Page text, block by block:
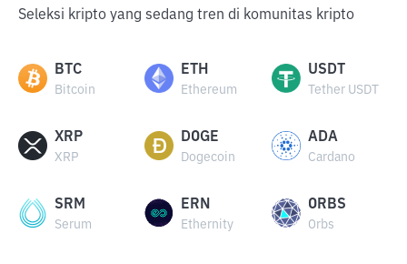
Seleksi kripto yang sedang tren di komunitas kripto
BTC
Bitcoin
ETH
Ethereum
USDT
Tether USDT
XRP
XRP
DOGE
Dogecoin
ADA
Cardano
SRM
Serum
ERN
Ethernity
ORBS
Orbs